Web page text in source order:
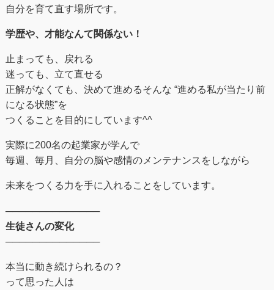
自分を育て直す場所です。
学歴や、才能なんて関係ない！
止まっても、戻れる
迷っても、立て直せる
正解がなくても、決めて進めるそんな “進める私が当たり前
になる状態”を
つくることを目的にしています^^
実際に200名の起業家が学んで
毎週、毎月、自分の脳や感情のメンテナンスをしながら
未来をつくる⼒を手に入れることをしています。
──────────────
生徒さんの変化
──────────────
本当に動き続けられるの？
って思った人は